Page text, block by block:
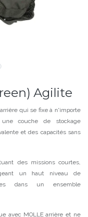
Agilite
qui se fixe à n'importe
couche de stockage
et des capacités sans
des missions courtes,
un haut niveau de
dans un ensemble
avec MOLLE arrière et ne